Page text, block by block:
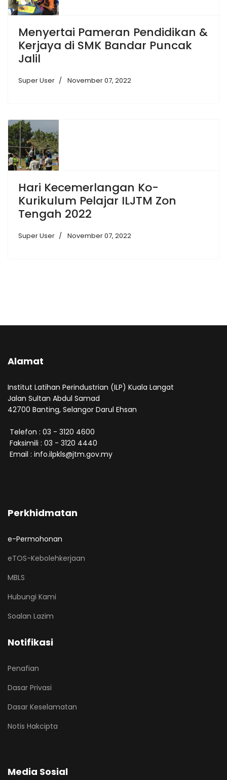
Menyertai Pameran Pendidikan &
Kerjaya di SMK Bandar Puncak
Jalil
Super User November 07, 2022
Hari Kecemerlangan Ko-
Kurikulum Pelajar ILJTM Zon
Tengah 2022
Super User November 07, 2022
Alamat
Institut Latihan Perindustrian (ILP) Kuala Langat
Jalan Sultan Abdul Samad
42700 Banting, Selangor Darul Ehsan
Telefon : 03 - 3120 4600
Faksimili : 03 - 3120 4440
Email : info.ilpkls@jtm.gov.my
Perkhidmatan
e-Permohonan
eTOS-Kebolehkerjaan
MBLS
Hubungi Kami
Soalan Lazim
Notifikasi
Penafian
Dasar Privasi
Dasar Keselamatan
Notis Hakcipta
Media Sosial